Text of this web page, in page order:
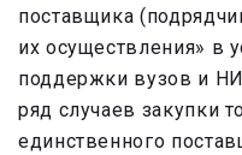
поставщика
их осуществления» в
поддержки вузов и
ряд случаев закупки
единственного